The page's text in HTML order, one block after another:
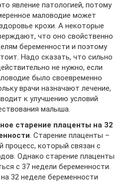
явление патологией, потому
маловодие может
крохи. А некоторые
что оно свойственно
беременности и поэтому
Надо сказать, что сильно
не нужно, если
было своевременно
врачи назначают лечение,
к улучшению условий
малыша.
старение плаценты на 32
. Старение плаценты –
процесс, который связан с
Однако старение плаценты
с 37 недели беременности.
32 неделе беременности